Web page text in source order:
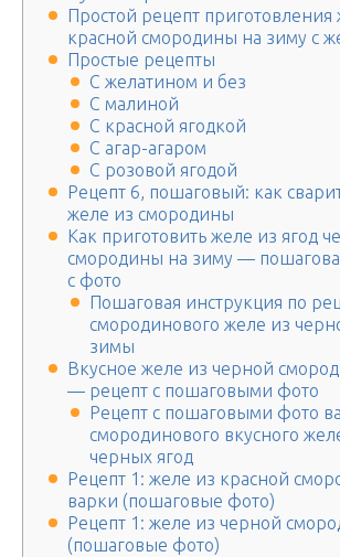
Простой рецепт приготовления
красной смородины на зиму с
Простые рецепты
С желатином и без
С малиной
С красной ягодкой
С агар-агаром
С розовой ягодой
Рецепт 6, пошаговый: как
желе из смородины
Как приготовить желе из ягод
смородины на зиму —
с фото
Пошаговая инструкция по
смородинового желе из
зимы
Вкусное желе из черной
— рецепт с пошаговыми фото
Рецепт с пошаговыми фото
смородинового вкусного
черных ягод
Рецепт 1: желе из красной
варки (пошаговые фото)
Рецепт 1: желе из черной
(пошаговые фото)